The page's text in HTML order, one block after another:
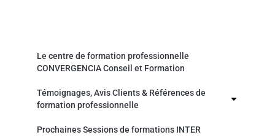
Le centre de formation professionnelle
CONVERGENCIA Conseil et Formation
Témoignages, Avis Clients & Références de
formation professionnelle
Prochaines Sessions de formations INTER